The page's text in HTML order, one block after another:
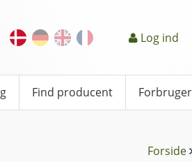
Log ind
Find producent
Forside